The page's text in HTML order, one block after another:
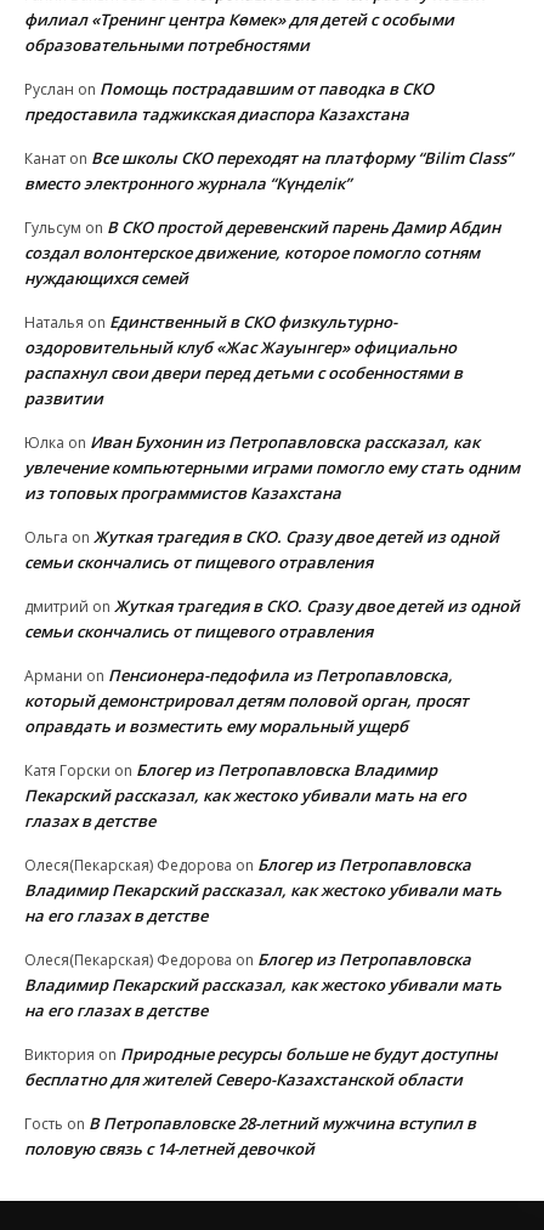
филиал «Тренинг центра Көмек» для детей с особыми
образовательными потребностями
Руслан on Помощь пострадавшим от паводка в СКО
предоставила таджикская диаспора Казахстана
Канат on Все школы СКО переходят на платформу “Bilim Class”
вместо электронного журнала “Күнделік”
Гульсум on В СКО простой деревенский парень Дамир Абдин
создал волонтерское движение, которое помогло сотням
нуждающихся семей
Наталья on Единственный в СКО физкультурно-
оздоровительный клуб «Жас Жауынгер» официально
распахнул свои двери перед детьми с особенностями в
развитии
Юлка on Иван Бухонин из Петропавловска рассказал, как
увлечение компьютерными играми помогло ему стать одним
из топовых программистов Казахстана
Ольга on Жуткая трагедия в СКО. Сразу двое детей из одной
семьи скончались от пищевого отравления
дмитрий on Жуткая трагедия в СКО. Сразу двое детей из одной
семьи скончались от пищевого отравления
Армани on Пенсионера-педофила из Петропавловска,
который демонстрировал детям половой орган, просят
оправдать и возместить ему моральный ущерб
Катя Горски on Блогер из Петропавловска Владимир
Пекарский рассказал, как жестоко убивали мать на его
глазах в детстве
Олеся(Пекарская) Федорова on Блогер из Петропавловска
Владимир Пекарский рассказал, как жестоко убивали мать
на его глазах в детстве
Олеся(Пекарская) Федорова on Блогер из Петропавловска
Владимир Пекарский рассказал, как жестоко убивали мать
на его глазах в детстве
Виктория on Природные ресурсы больше не будут доступны
бесплатно для жителей Северо-Казахстанской области
Гость on В Петропавловске 28-летний мужчина вступил в
половую связь с 14-летней девочкой